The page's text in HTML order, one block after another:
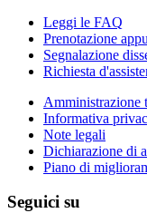
Leggi le FAQ
Prenotazione
Segnalazione
Richiesta
Amministrazione
Informativa
Note legali
Dichiarazione di
Piano di
Seguici su